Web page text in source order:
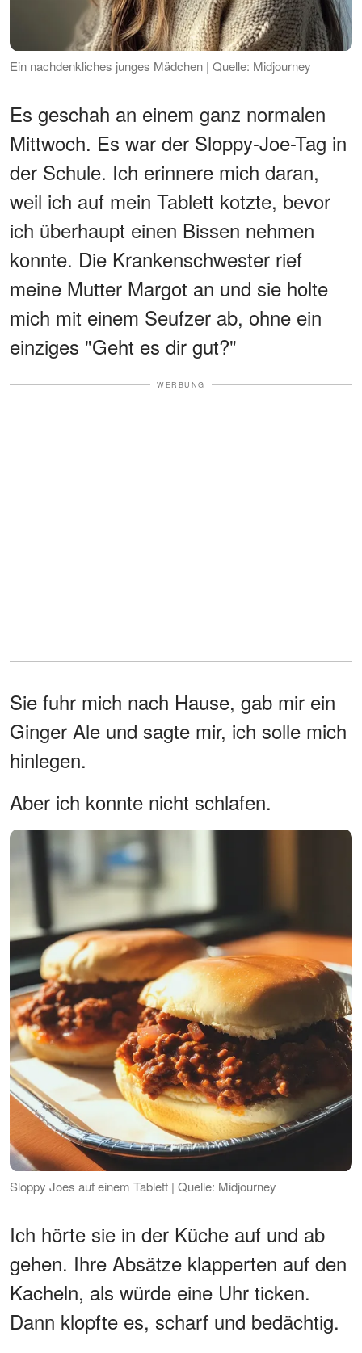
Ein nachdenkliches junges Mädchen | Quelle: Midjourney
Es geschah an einem ganz normalen
Mittwoch. Es war der Sloppy-Joe-Tag in
der Schule. Ich erinnere mich daran,
weil ich auf mein Tablett kotzte, bevor
ich überhaupt einen Bissen nehmen
konnte. Die Krankenschwester rief
meine Mutter Margot an und sie holte
mich mit einem Seufzer ab, ohne ein
einziges "Geht es dir gut?"
WERBUNG
Sie fuhr mich nach Hause, gab mir ein
Ginger Ale und sagte mir, ich solle mich
hinlegen.
Aber ich konnte nicht schlafen.
Sloppy Joes auf einem Tablett | Quelle: Midjourney
Ich hörte sie in der Küche auf und ab
gehen. Ihre Absätze klapperten auf den
Kacheln, als würde eine Uhr ticken.
Dann klopfte es, scharf und bedächtig.